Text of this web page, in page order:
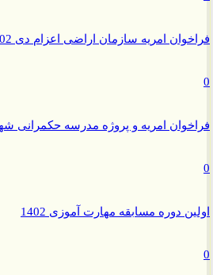
امریه سازمان اراضی اعزام دی 1402
امریه و پروژه مدرسه حکمرانی شهید
دوره مسابقه مهارت آموزی 1402